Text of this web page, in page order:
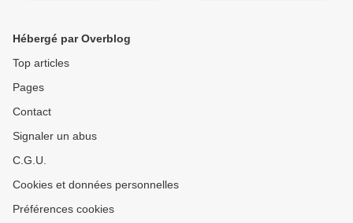
Hébergé par Overblog
Top articles
Pages
Contact
Signaler un abus
C.G.U.
Cookies et données personnelles
Préférences cookies